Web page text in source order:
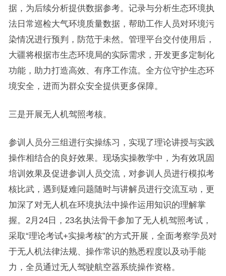
据，为后续分析提供数据参考。记录与分析生态环境执
法日常巡检大气环境质量数据，帮助工作人员对环境污
染情况进行预判，防范于未然。管理平台交付使用后，
大疆将根据市生态环境局的实际需求，开发更多定制化
功能，助力打造高效、有序工作流。全方位守护生态环
境安全，进而为群众安全提供更多保障。
三是开展无人机驾照考核。
参训人员分三组进行实操练习，实现了理论讲授与实践
操作相结合的良好效果。现场实操教学中，为有效巩固
培训效果及促进参训人员交流，对参训人员进行模拟考
核比武，遇到疑难问题随时与讲解员进行交流互动，更
加深了对无人机在环境执法中操作运用知识的理解掌
握。2月24日，23名执法骨干参加了无人机驾照考试，
采取“理论考试+实操考核”的方式开展，全面考察学员对
于无人机法律法规、操作常识的熟悉程度以及动手能
力，全员通过无人驾驶航空器系统操作资格。